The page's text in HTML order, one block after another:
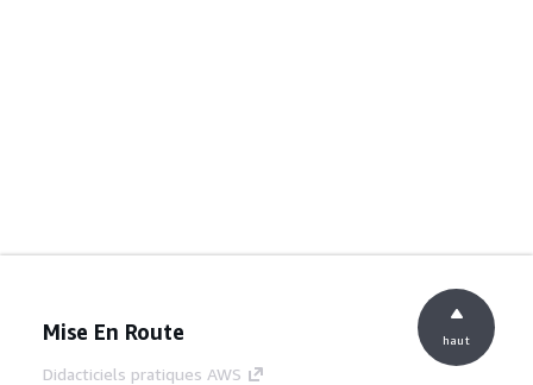
Mise En Route
Didacticiels pratiques AWS
haut